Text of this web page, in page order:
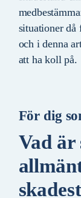
situationer då
och i denna
att ha koll på.
För dig
Vad är